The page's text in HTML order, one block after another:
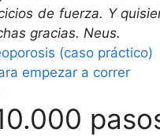
de fuerza. Y
gracias. Neus.
(caso práctico)
empezar a correr